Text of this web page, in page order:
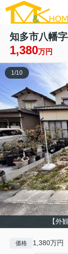
知多市八幡
1,380万円
【外
1/10
価格 1,380万円